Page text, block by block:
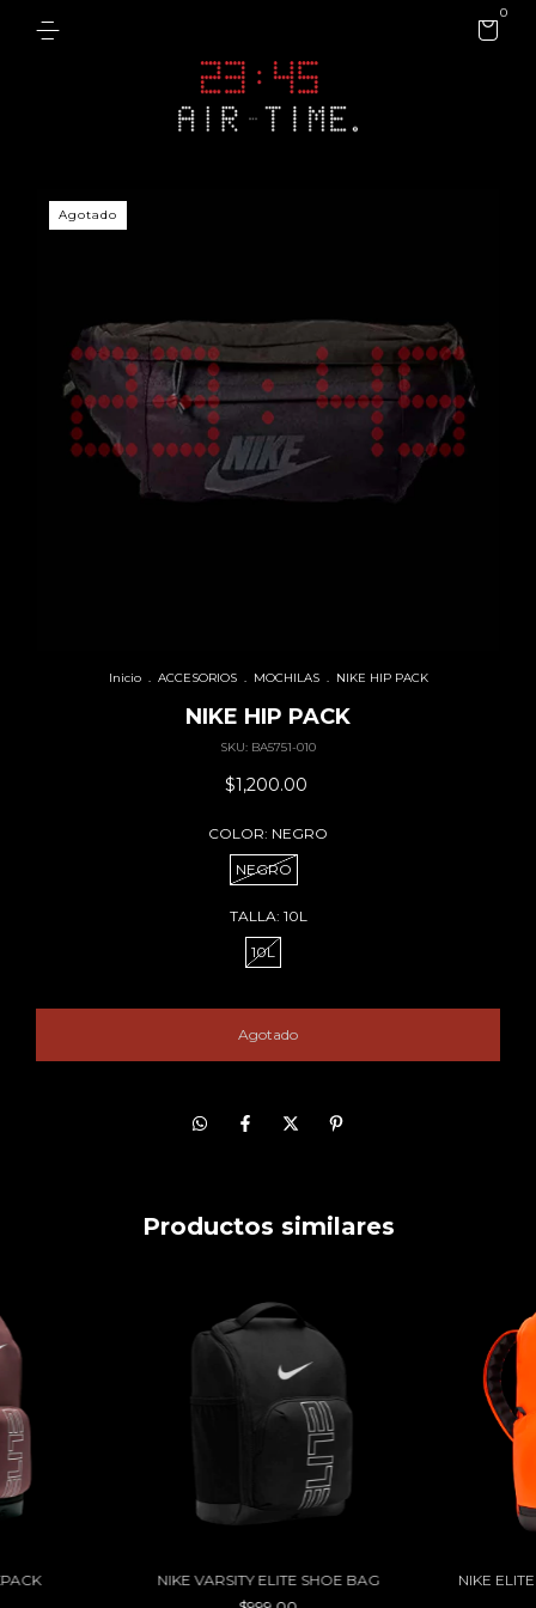
0
Agotado
Inicio . ACCESORIOS . MOCHILAS . NIKE HIP PACK
NIKE HIP PACK
SKU: BA5751-010
$1,200.00
COLOR: NEGRO
NEGRO
TALLA: 10L
10L
Productos similares
NIKE VARSITY ELITE SHOE BAG
NIKE